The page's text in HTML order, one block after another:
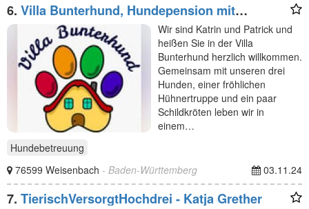
6. Villa Bunterhund, Hundepension mit
Familienanschluss
Wir sind Katrin und Patrick und
heißen Sie in der Villa
Bunterhund herzlich willkommen.
Gemeinsam mit unseren drei
Hunden, einer fröhlichen
Hühnertruppe und ein paar
Schildkröten leben wir in
einem…
Hundebetreuung
76599 Weisenbach - Baden-Württemberg 03.11.24
7. TierischVersorgtHochdrei - Katja Grether